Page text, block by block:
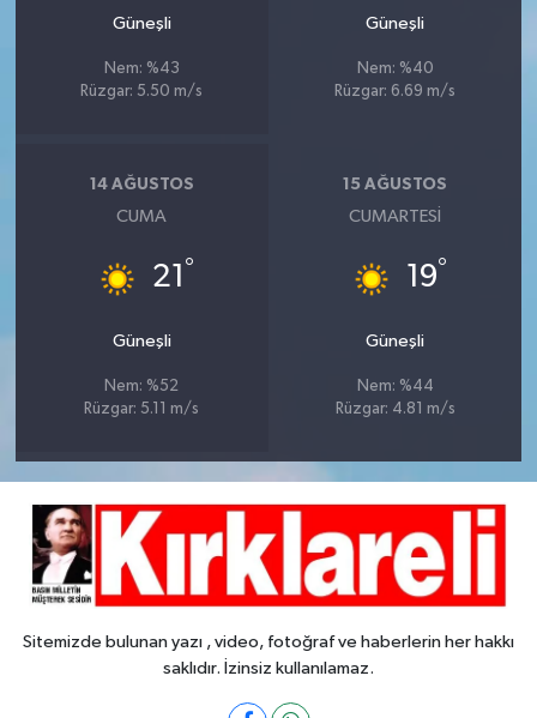
Güneşli
Nem: %43
Rüzgar: 5.50 m/s
Güneşli
Nem: %40
Rüzgar: 6.69 m/s
14 AĞUSTOS
CUMA
21 °
Güneşli
Nem: %52
Rüzgar: 5.11 m/s
15 AĞUSTOS
CUMARTESI
19°
Güneşli
Nem: %44
Rüzgar: 4.81 m/s
Sitemizde bulunan yazı , video, fotoğraf ve haberlerin her hakkı
saklıdır. İzinsiz kullanılamaz.